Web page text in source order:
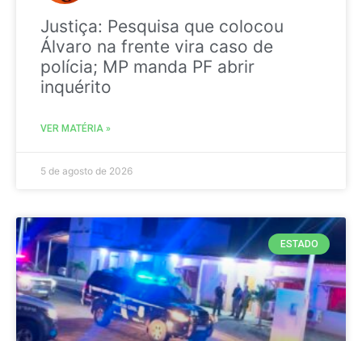
Justiça: Pesquisa que colocou
Álvaro na frente vira caso de
polícia; MP manda PF abrir
inquérito
VER MATÉRIA »
5 de agosto de 2026
ESTADO